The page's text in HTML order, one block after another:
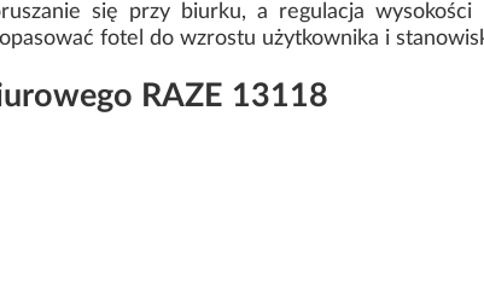
się przy biurku, a regulacja wysokości
fotel do wzrostu użytkownika i
RAZE 13118